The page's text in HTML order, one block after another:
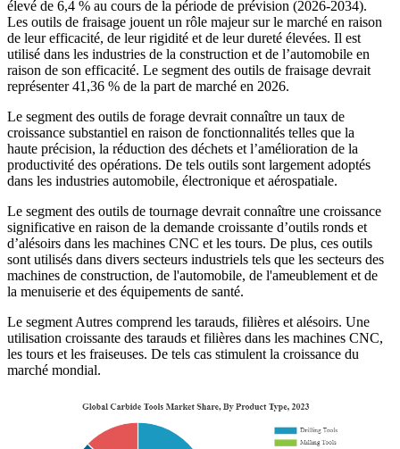
élevé de 6,4 % au cours de la période de prévision (2026-2034).
Les outils de fraisage jouent un rôle majeur sur le marché en raison
de leur efficacité, de leur rigidité et de leur dureté élevées. Il est
utilisé dans les industries de la construction et de l’automobile en
raison de son efficacité. Le segment des outils de fraisage devrait
représenter 41,36 % de la part de marché en 2026.
Le segment des outils de forage devrait connaître un taux de
croissance substantiel en raison de fonctionnalités telles que la
haute précision, la réduction des déchets et l’amélioration de la
productivité des opérations. De tels outils sont largement adoptés
dans les industries automobile, électronique et aérospatiale.
Le segment des outils de tournage devrait connaître une croissance
significative en raison de la demande croissante d’outils ronds et
d’alésoirs dans les machines CNC et les tours. De plus, ces outils
sont utilisés dans divers secteurs industriels tels que les secteurs des
machines de construction, de l'automobile, de l'ameublement et de
la menuiserie et des équipements de santé.
Le segment Autres comprend les tarauds, filières et alésoirs. Une
utilisation croissante des tarauds et filières dans les machines CNC,
les tours et les fraiseuses. De tels cas stimulent la croissance du
marché mondial.